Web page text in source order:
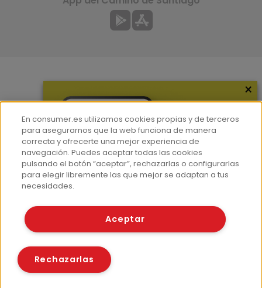
Hemeroteca
Contacto
Prensa
Corpus Lingüístico Consumer
© Fundación EROSKI
Políticas de cookies
×
En consumer.es utilizamos cookies propias y de terceros
para asegurarnos que la web funciona de manera
correcta y ofrecerte una mejor experiencia de
navegación. Puedes aceptar todas las cookies
pulsando el botón “aceptar”, rechazarlas o configurarlas
para elegir libremente las que mejor se adaptan a tus
necesidades.
Aceptar
Rechazarlas